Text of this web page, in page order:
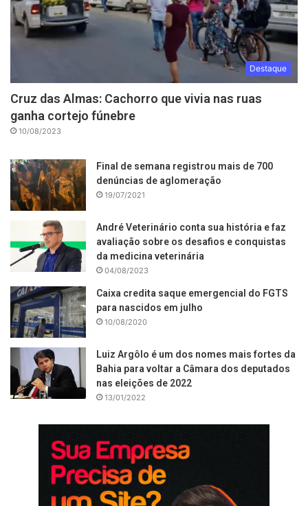
Destaque
Cruz das Almas: Cachorro que vivia nas ruas
ganha cortejo fúnebre
10/08/2023
Final de semana registrou mais de 700
denúncias de aglomeração
19/07/2021
André Veterinário conta sua história e faz
avaliação sobre os desafios e conquistas
da medicina veterinária
04/08/2023
Caixa credita saque emergencial do FGTS
para nascidos em julho
10/08/2020
Luiz Argôlo é um dos nomes mais fortes da
Bahia para voltar a Câmara dos deputados
nas eleições de 2022
13/01/2022